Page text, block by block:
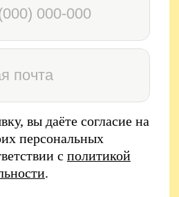
2
типовыми